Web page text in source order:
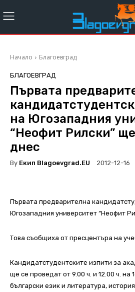
Начало Благоевград
БЛАГОЕВГРАД
Първата
на Югозападния
“Неофит Рилски”
днес
By Екип Blagoevgrad.EU 2012-12-16
Първата предварителна
Югозападния университет “Неофит
Това съобщиха от пресцентъра на
Кандидатстудентските изпити за
ще се проведат от 9.00 ч. и 12.00 ч. на
български език и литература,